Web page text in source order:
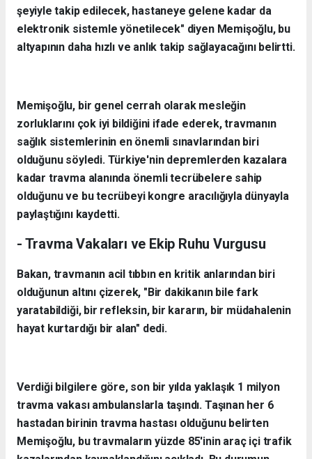
şeyiyle takip edilecek, hastaneye gelene kadar da
elektronik sistemle yönetilecek" diyen Memişoğlu, bu
altyapının daha hızlı ve anlık takip sağlayacağını belirtti.
Memişoğlu, bir genel cerrah olarak mesleğin
zorluklarını çok iyi bildiğini ifade ederek, travmanın
sağlık sistemlerinin en önemli sınavlarından biri
olduğunu söyledi. Türkiye'nin depremlerden kazalara
kadar travma alanında önemli tecrübelere sahip
olduğunu ve bu tecrübeyi kongre aracılığıyla dünyayla
paylaştığını kaydetti.
- Travma Vakaları ve Ekip Ruhu Vurgusu
Bakan, travmanın acil tıbbın en kritik anlarından biri
olduğunun altını çizerek, "Bir dakikanın bile fark
yaratabildiği, bir refleksin, bir kararın, bir müdahalenin
hayat kurtardığı bir alan" dedi.
Verdiği bilgilere göre, son bir yılda yaklaşık 1 milyon
travma vakası ambulanslarla taşındı. Taşınan her 6
hastadan birinin travma hastası olduğunu belirten
Memişoğlu, bu travmaların yüzde 85'inin araç içi trafik